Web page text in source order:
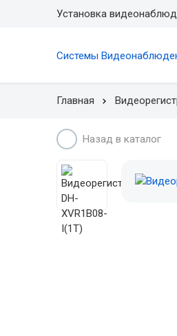
Установка
Системы
Главная
Назад в каталог